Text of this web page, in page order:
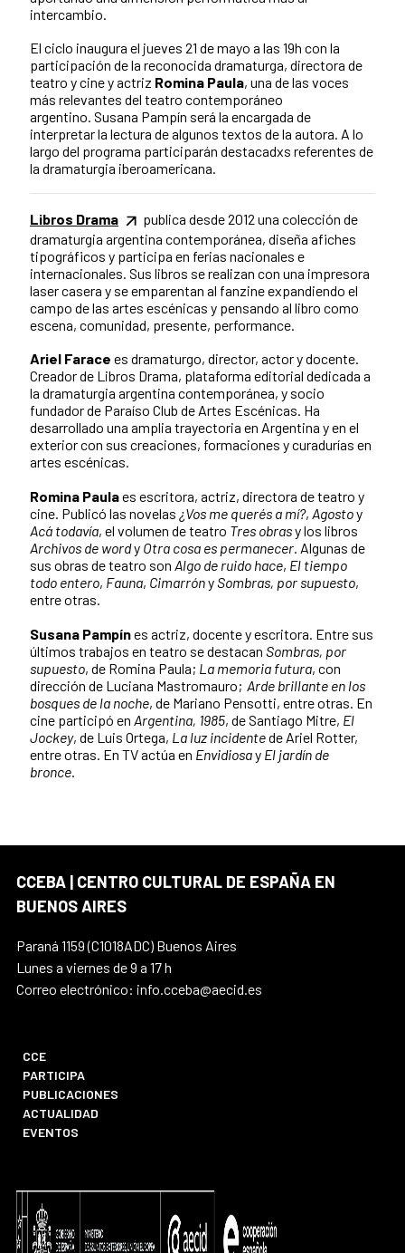
intercambio.
El ciclo inaugura el jueves 21 de mayo a las 19h con la
participación de la reconocida dramaturga, directora de
teatro y cine y actriz Romina Paula, una de las voces
más relevantes del teatro contemporáneo
argentino. Susana Pampín será la encargada de
interpretar la lectura de algunos textos de la autora. A lo
largo del programa participarán destacadxs referentes de
la dramaturgia iberoamericana.
Libros Drama
publica desde 2012 una colección de
dramaturgia argentina contemporánea, diseña afiches
tipográficos y participa en ferias nacionales e
internacionales. Sus libros se realizan con una impresora
laser casera y se emparentan al fanzine expandiendo el
campo de las artes escénicas y pensando al libro como
escena, comunidad, presente, performance.
Ariel Farace es dramaturgo, director, actor y docente.
Creador de Libros Drama, plataforma editorial dedicada a
la dramaturgia argentina contemporánea, y socio
fundador de Paraíso Club de Artes Escénicas. Ha
desarrollado una amplia trayectoria en Argentina y en el
exterior con sus creaciones, formaciones y curadurías en
artes escénicas.
Romina Paulaes escritora, actriz, directora de teatro y
cine. Publicó las novelas ¿Vos me querés a mí?, Agostoy
Acá todavía, el volumen de teatro Tres obrasy los libros
Archivos de wordy Otra cosa es permanecer. Algunas de
sus obras de teatro son Algo de ruido hace, El tiempo
todo entero, Fauna, CimarrónySombras, por supuesto,
entre otras.
Susana Pampínes actriz, docente y escritora. Entre sus
últimos trabajos en teatro se destacan Sombras, por
supuesto, de Romina Paula; La memoria futura, con
dirección de Luciana Mastromauro; Arde brillante en los
bosques de la noche, de Mariano Pensotti, entre otras. En
cine participó en Argentina, 1985, de Santiago Mitre, El
Jockey, de Luis Ortega, La luz incidentede Ariel Rotter,
entre otras. En TV actúa en Envidiosay El jardín de
bronce.
CCEBA | CENTRO CULTURAL DE ESPAÑA EN
BUENOS AIRES
Paraná 1159 (C1018ADC) Buenos Aires
Lunes a viernes de 9 a 17 h
Correo electrónico: info.cceba@aecid.es
CCE
PARTICIPA
PUBLICACIONES
ACTUALIDAD
EVENTOS